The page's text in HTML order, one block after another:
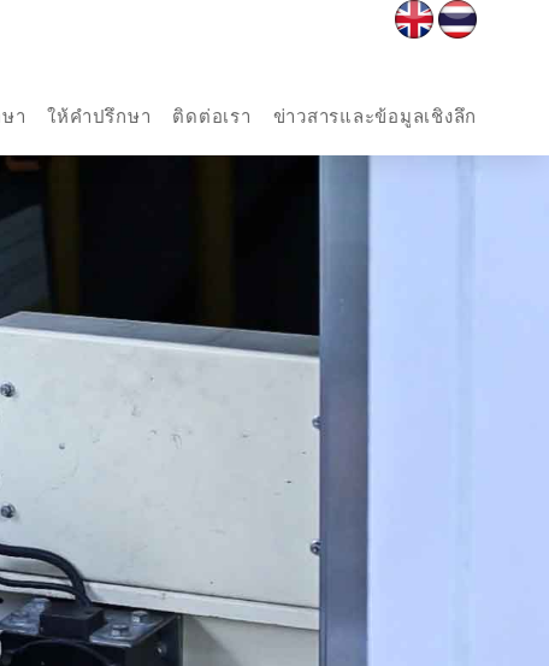
า ให้คำปรึกษา ติดต่อเรา ข่าวสารและข้อมูลเชิงลึก